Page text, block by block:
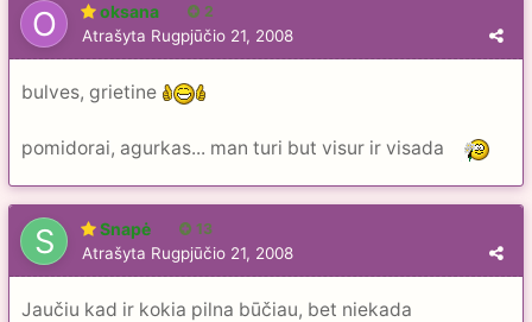
oksana 2
Atrašyta Rugpjūčio 21, 2008
bulves, grietine
pomidorai, agurkas... man turi but visur ir visada
Snapė 13
Atrašyta Rugpjūčio 21, 2008
Jaučiu kad ir kokia pilna būčiau, bet niekada